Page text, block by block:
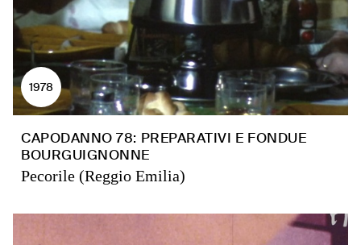
1978
CAPODANNO 78: PREPARATIVI E FONDUE
BOURGUIGNONNE
Pecorile (Reggio Emilia)